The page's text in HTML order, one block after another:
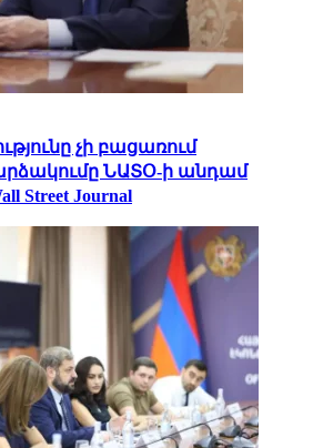
չի բացառում
ՆԱՏՕ-ի անդամ
Street Journal